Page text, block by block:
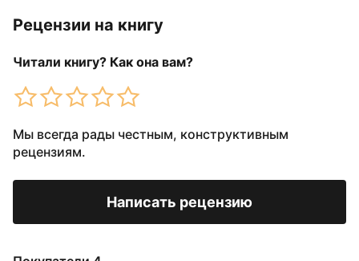
Рецензии на книгу
Читали книгу? Как она вам?
Мы всегда рады честным, конструктивным
рецензиям.
Написать рецензию